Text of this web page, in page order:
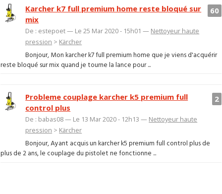
60
Karcher k7 full premium home reste bloqué sur
mix
De : estepoet — Le 25 Mar 2020 - 15h01 — Nettoyeur haute
pression > Kärcher
Bonjour, Mon karcher k7 full premium home que je viens d'acquérir
reste bloqué sur mix quand je tourne la lance pour ...
2
Probleme couplage karcher k5 premium full
control plus
De : babas08 — Le 13 Mar 2020 - 12h13 — Nettoyeur haute
pression > Kärcher
Bonjour, Ayant acquis un karcher k5 premium full control plus de
plus de 2 ans, le couplage du pistolet ne fonctionne ...